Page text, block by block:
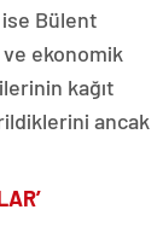
ise Bülent
ve ekonomik
kağıt
ancak